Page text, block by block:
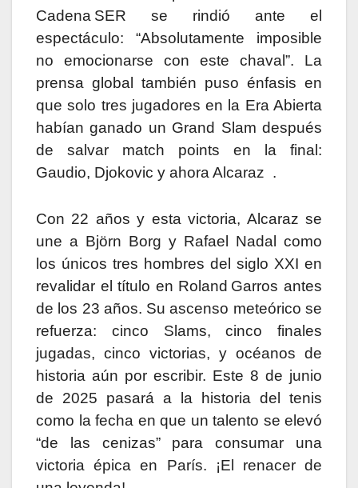
Cadena SER se rindió ante el
espectáculo: “Absolutamente imposible
no emocionarse con este chaval”. La
prensa global también puso énfasis en
que solo tres jugadores en la Era Abierta
habían ganado un Grand Slam después
de salvar match points en la final:
Gaudio, Djokovic y ahora Alcaraz .
Con 22 años y esta victoria, Alcaraz se
une a Björn Borg y Rafael Nadal como
los únicos tres hombres del siglo XXI en
revalidar el título en Roland Garros antes
de los 23 años. Su ascenso meteórico se
refuerza: cinco Slams, cinco finales
jugadas, cinco victorias, y océanos de
historia aún por escribir. Este 8 de junio
de 2025 pasará a la historia del tenis
como la fecha en que un talento se elevó
“de las cenizas” para consumar una
victoria épica en París. ¡El renacer de